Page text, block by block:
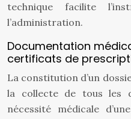
technique facilite
l’administration.
Documentation
certificats de
La constitution d’un
la collecte de tous les
nécessité médicale